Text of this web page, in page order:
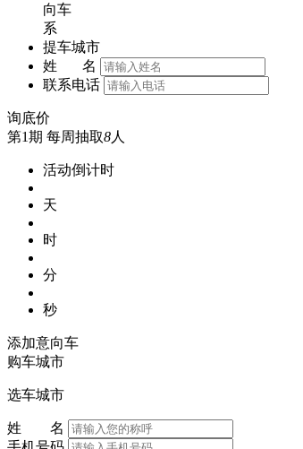
向车
系
提车城市
姓 名
联系电话
询底价
第1期 每周抽取8人
活动倒计时
天
时
分
秒
添加意向车
购车城市
选车城市
姓 名